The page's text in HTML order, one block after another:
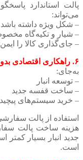
پالت استاندارد
می‌تواند:
– شکل ویژه داشته باشد
– شیار و تکیه‌گاه
– جای‌گذاری کالا را
۶. راهکاری اقتصادی بدون تغییر در سازه انبار
به‌جای:
– توسعه انبار
– ساخت قفسه جدید
– خرید سیستم‌های
استفاده از پالت
هزینه ساخت پالت
جدید انبار بسیار
است.